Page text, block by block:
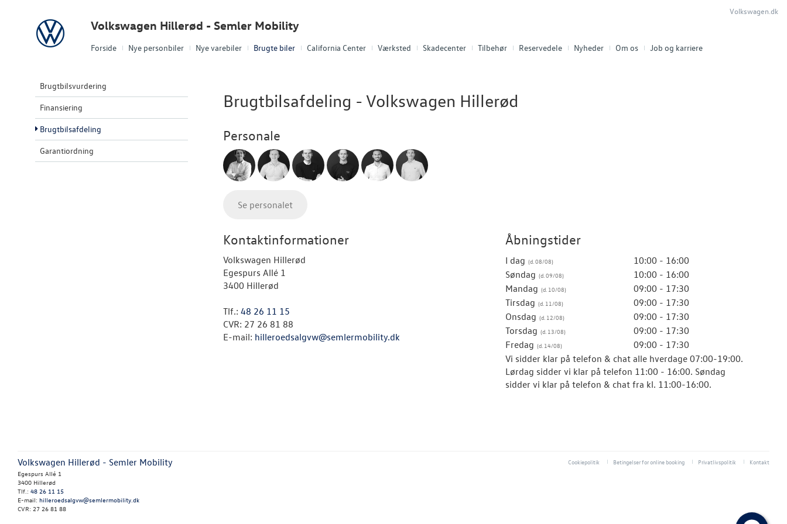
Forside Nye personbiler Nye varebiler Brugte biler California Center Værksted Skadecenter Tilbehør Reservedele Nyheder Om os Job og karriere
Volkswagen Volkswagen Hillerød - Semler Mobility
Volkswagen.dk
Brugtbilsvurdering
Finansiering
Brugtbilsafdeling
Garantiordning
Brugtbilsafdeling - Volkswagen Hillerød
Personale
Se personalet
Kontaktinformationer
Volkswagen Hillerød
Egespurs Allé 1
3400 Hillerød
Tlf.: 48 26 11 15
CVR: 27 26 81 88
E-mail: hilleroedsalgvw@semlermobility.dk
Åbningstider
I dag
10:00 - 16:00
Søndag
10:00 - 16:00
Mandag
09:00 - 17:30
Tirsdag
09:00 - 17:30
Onsdag
09:00 - 17:30
Torsdag
09:00 - 17:30
Fredag
09:00 - 17:30
Vi sidder klar på telefon & chat alle hverdage 07:00-19:00.
Lørdag sidder vi klar på telefon 11:00 - 16:00. Søndag
sidder vi klar på telefon & chat fra kl. 11:00-16:00.
Volkswagen Hillerød - Semler Mobility
Egespurs Allé 1
3400 Hillerød
Tlf.: 48 26 11 15
E-mail: hilleroedsalgvw@semlermobility.dk
CVR: 27 26 81 88
Cookiepolitik Betingelser for online booking Privatlivspolitik Kontakt